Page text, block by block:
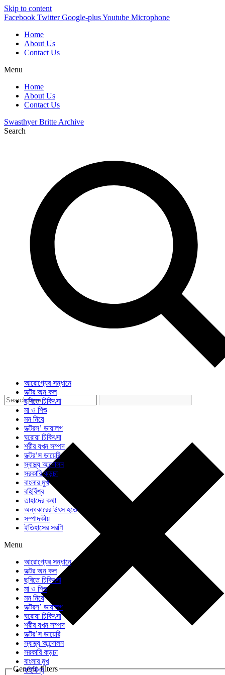
Skip to content
Facebook Twitter Google-plusYoutube Microphone
Home
About Us
Contact Us
Menu
Home
About Us
Contact Us
Swasthyer Britte Archive
Search
Generic filters
আরোগ্যের সন্ধানে
ডক্টর অন কল
ছবিতে চিকিৎসা
মা ও শিশু
মন নিয়ে
ডক্টরস’ ডায়ালগ
ঘরোয়া চিকিৎসা
শরীর যখন সম্পদ
ডক্টর’স ডায়েরি
স্বাস্থ্য আন্দোলন
সরকারি কড়চা
বাংলার মুখ
বহির্বিশ্ব
তাহাদের কথা
অন্ধকারের উৎস হতে
সম্পাদকীয়
ইতিহাসের সরণি
Menu
আরোগ্যের সন্ধানে
ডক্টর অন কল
ছবিতে চিকিৎসা
মা ও শিশু
মন নিয়ে
ডক্টরস’ ডায়ালগ
ঘরোয়া চিকিৎসা
শরীর যখন সম্পদ
ডক্টর’স ডায়েরি
স্বাস্থ্য আন্দোলন
সরকারি কড়চা
বাংলার মুখ
বহির্বিশ্ব